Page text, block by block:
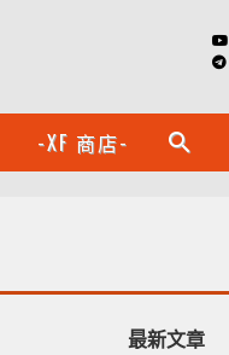
-XF 商店- search
最新文章